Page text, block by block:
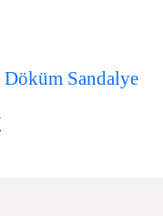
Sandalye